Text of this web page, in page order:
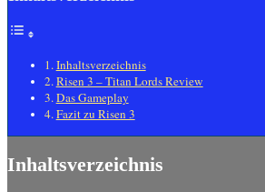
Inhaltsverzeichnis
Risen 3 – Titan Lords Review
Das Gameplay
Fazit zu Risen 3
Inhaltsverzeichnis